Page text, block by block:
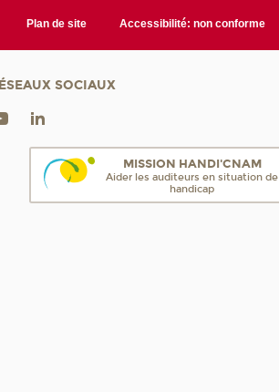
Plan de site Accessibilité: non conforme
SOCIAUX
MISSION HANDI'CNAM
Aider les auditeurs en situation de
handicap